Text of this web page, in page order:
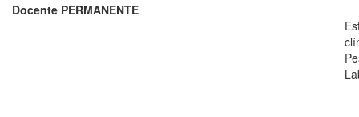
Docente PERMANENTE